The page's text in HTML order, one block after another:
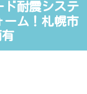
シ
ョ
タ
ド耐震システ
ーム！札幌市
有